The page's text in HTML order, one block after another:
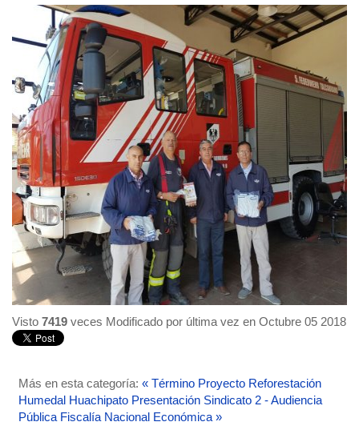
Visto 7419 veces Modificado por última vez en Octubre 05 2018
Más en esta categoría: « Término Proyecto Reforestación
Humedal Huachipato Presentación Sindicato 2 - Audiencia
Pública Fiscalía Nacional Económica »